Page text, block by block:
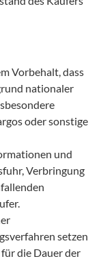
Vorbehalt, dass
nationaler
oder sonstige
und
Verbringung
setzen
die Dauer der